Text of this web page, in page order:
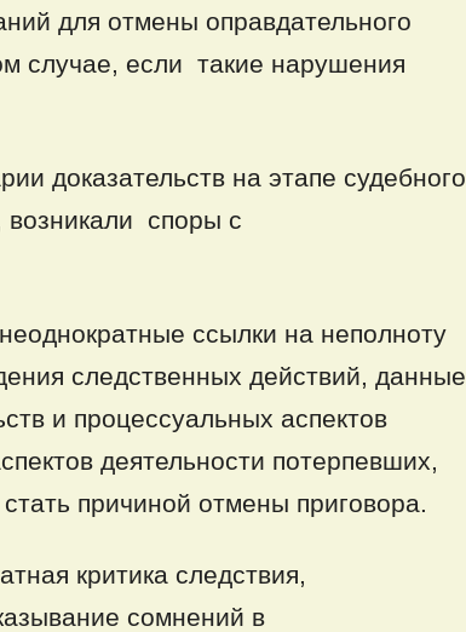
для отмены оправдательного
случае, если такие нарушения
доказательств на этапе судебного
возникали споры с
ссылки на неполноту
следственных действий, данные
и процессуальных аспектов
деятельности потерпевших,
причиной отмены приговора.
критика следствия,
сомнений в